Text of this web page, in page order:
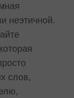
неэтичной.
слов,